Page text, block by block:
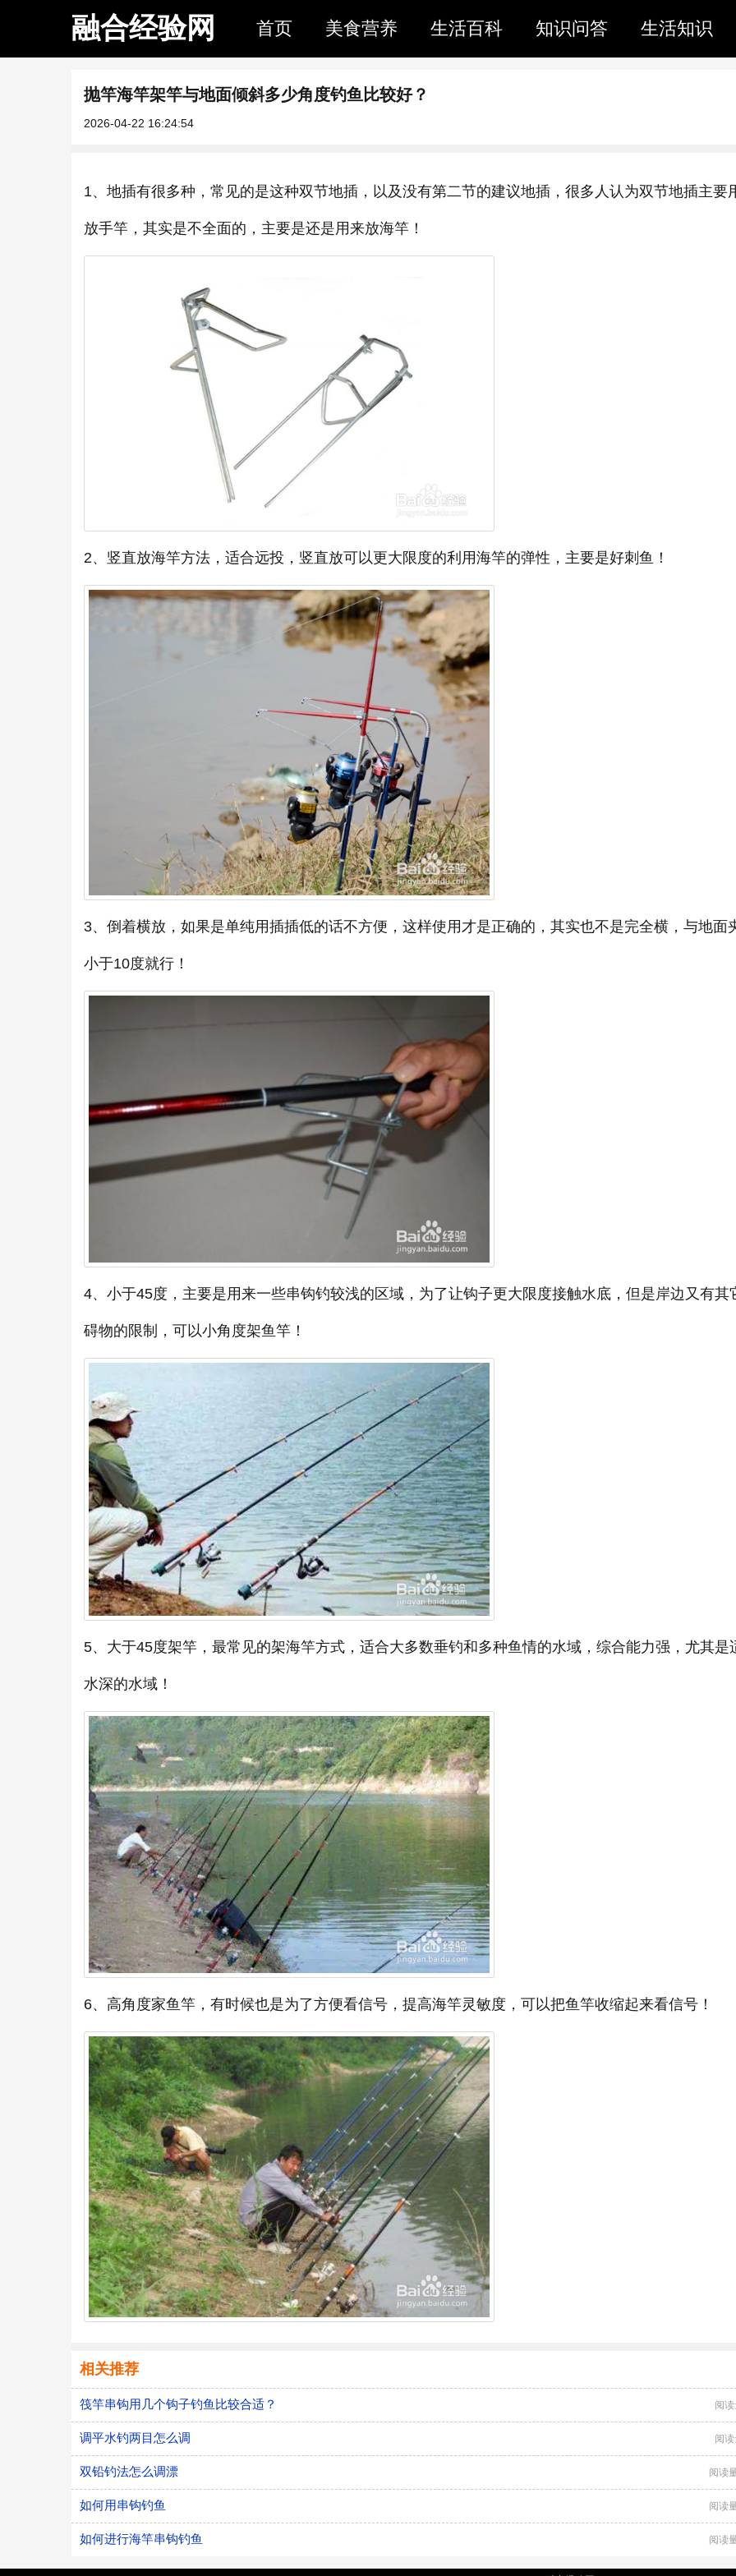
融合经验网 首页 美食营养 生活百科 知识问答 生活知识
抛竿海竿架竿与地面倾斜多少角度钓鱼比较好？
2026-04-22 16:24:54
1、地插有很多种，常见的是这种双节地插，以及没有第二节的建议地插，很多人认为双节地插主要
放手竿，其实是不全面的，主要是还是用来放海竿！
2、竖直放海竿方法，适合远投，竖直放可以更大限度的利用海竿的弹性，主要是好刺鱼！
3、倒着横放，如果是单纯用插插低的话不方便，这样使用才是正确的，其实也不是完全横，与地面
小于10度就行！
4、小于45度，主要是用来一些串钩钓较浅的区域，为了让钩子更大限度接触水底，但是岸边又有其
碍物的限制，可以小角度架鱼竿！
5、大于45度架竿，最常见的架海竿方式，适合大多数垂钓和多种鱼情的水域，综合能力强，尤其是
水深的水域！
6、高角度家鱼竿，有时候也是为了方便看信号，提高海竿灵敏度，可以把鱼竿收缩起来看信号！
相关推荐
筏竿串钩用几个钩子钓鱼比较合适？ 阅
调平水钓两目怎么调 阅
双铅钓法怎么调漂 阅读
如何用串钩钓鱼 阅读
如何进行海竿串钩钓鱼 阅读